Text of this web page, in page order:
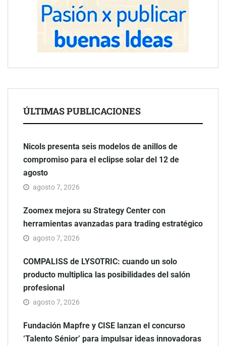
ÚLTIMAS PUBLICACIONES
Nicols presenta seis modelos de anillos de
compromiso para el eclipse solar del 12 de
agosto
agosto 7, 2026
Zoomex mejora su Strategy Center con
herramientas avanzadas para trading estratégico
agosto 7, 2026
COMPALISS de LYSOTRIC: cuando un solo
producto multiplica las posibilidades del salón
profesional
agosto 7, 2026
Fundación Mapfre y CISE lanzan el concurso
‘Talento Sénior’ para impulsar ideas innovadoras